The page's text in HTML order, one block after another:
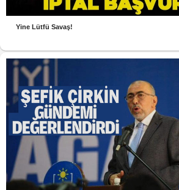
Yine Lütfü Savaş!